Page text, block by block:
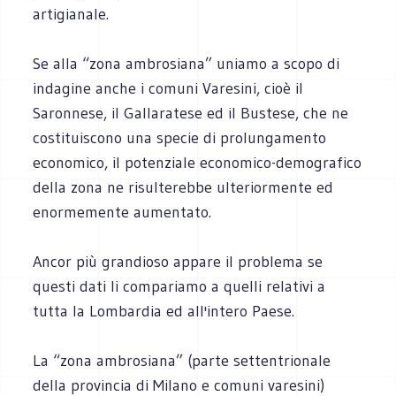
artigianale.
Se alla “zona ambrosiana” uniamo a scopo di
indagine anche i comuni Varesini, cioè il
Saronnese, il Gallaratese ed il Bustese, che ne
costituiscono una specie di prolungamento
economico, il potenziale economico-demografico
della zona ne risulterebbe ulteriormente ed
enormemente aumentato.
Ancor più grandioso appare il problema se
questi dati li compariamo a quelli relativi a
tutta la Lombardia ed all'intero Paese.
La “zona ambrosiana” (parte settentrionale
della provincia di Milano e comuni varesini)